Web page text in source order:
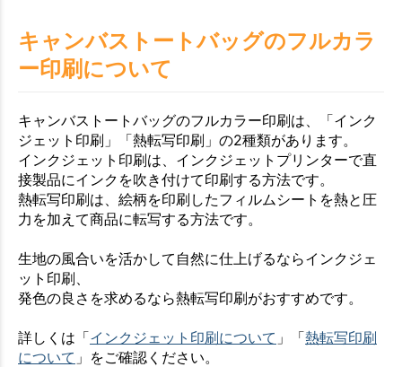
キャンバストートバッグのフルカラ
ー印刷について
キャンバストートバッグのフルカラー印刷は、「インク
ジェット印刷」「熱転写印刷」の2種類があります。
インクジェット印刷は、インクジェットプリンターで直
接製品にインクを吹き付けて印刷する方法です。
熱転写印刷は、絵柄を印刷したフィルムシートを熱と圧
力を加えて商品に転写する方法です。
生地の風合いを活かして自然に仕上げるならインクジェ
ット印刷、
発色の良さを求めるなら熱転写印刷がおすすめです。
詳しくは「インクジェット印刷について 」「熱転写印刷
について 」をご確認ください。